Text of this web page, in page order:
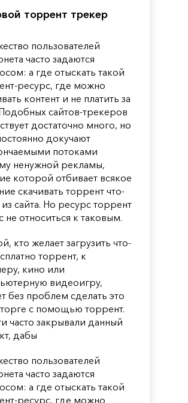
торрент трекер
пользователей
часто задаются
а где отыскать такой
ресурс, где можно
контент и не платить за
сайтов-трекеров
достаточно много, но
докучают
потоками
ненужной рекламы,
которой отбивает всякое
скачивать торрент что-
сайта. Но ресурс торрент
не относиться к таковым.
кто желает загрузить что-
торрент, к
кино или
видеоигру,
без проблем сделать это
с помощью торрент.
часто закрывали данный
дабы
пользователей
часто задаются
а где отыскать такой
ресурс, где можно